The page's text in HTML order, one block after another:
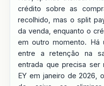
crédito sobre as
recolhido, mas o split
da venda, enquanto o
em outro momento. Há
entre a retenção na
entrada que precisa ser
EY em janeiro de 2026,